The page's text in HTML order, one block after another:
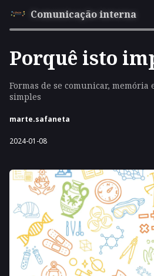
Comunicação interna
Porquê isto
Formas de se comunicar, memória
simples
marte.safaneta
2024-01-08